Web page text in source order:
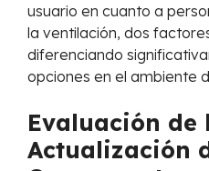
usuario en cuanto a
la ventilación, dos
diferenciando
opciones en el ambiente
Evaluación de
Actualización